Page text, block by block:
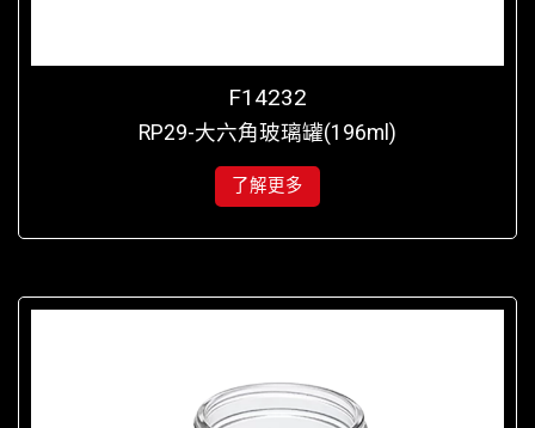
F14232
RP29-大六角玻璃罐(196ml)
了解更多